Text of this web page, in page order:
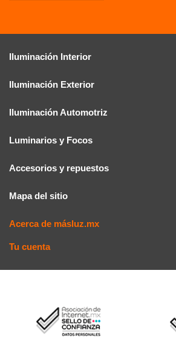
Iluminación Interior
Iluminación Exterior
Iluminación Automotriz
Luminarios y Focos
Accesorios y repuestos
Mapa del sitio
Acerca de másluz.mx
Tu cuenta